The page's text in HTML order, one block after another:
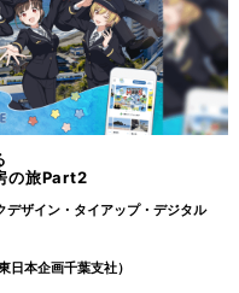
の旅Part2
デザイン タイアップ
デジタル
日本企画千葉支社）